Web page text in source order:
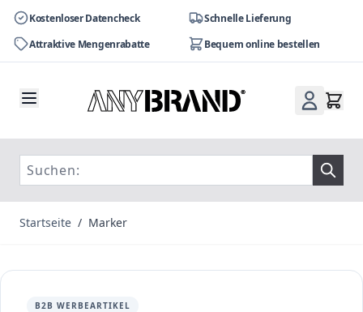
Kostenloser Datencheck
Schnelle Lieferung
Attraktive Mengenrabatte
Bequem online bestellen
Startseite / Marker
B2B WERBEARTIKEL